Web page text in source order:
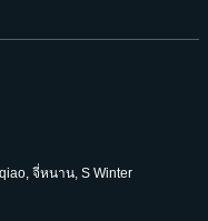
จี่หนาน, S Winter